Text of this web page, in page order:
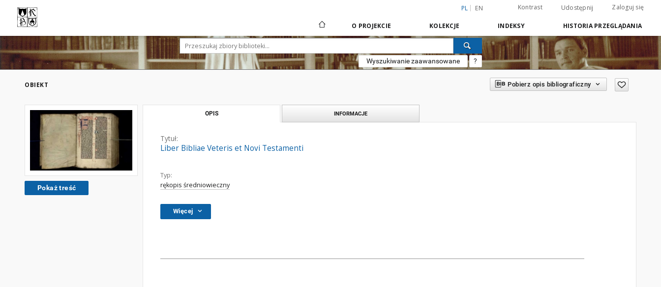
PL EN Kontrast Udostępnij Zaloguj się
O PROJEKCIE KOLEKCJE INDEKSY HISTORIA PRZEGLĄDANIA
Wyszukiwanie zaawansowane ?
OBIEKT Pobierz opis bibliograficzny
Pokaż treść
OPIS INFORMACJE
Tytuł:
Liber Bibliae Veteris et Novi Testamenti
Typ:
rękopis średniowieczny
Więcej